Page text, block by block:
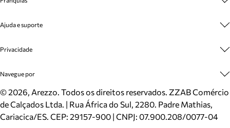
Cashback
Venda Corporativa
Mapa do Site
Inverno
Mundo Arezzo
Plano de Negócio
Ajuda e suporte
Cadastro
Meus Pedidos
Trocas e Devoluções
Cartão Presente
Localizador de lojas
Privacidade
Politica e Privacidade
Navegue por
Sapatos
Bolsas
Scarpins
©2026, Arezzo. Todos os direitos reservados. ZZAB Comércio
de Calçados Ltda. | Rua África do Sul, 2280. Padre Mathias,
Cariacica/ES. CEP: 29157-900 | CNPJ: 07.900.208/0077-04